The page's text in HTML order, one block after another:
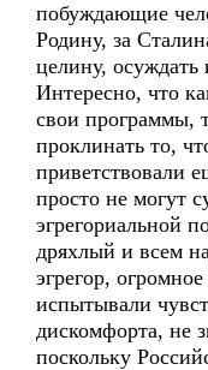
побуждающие
Родину, за
целину,
Интересно, что
свои программы,
проклинать то,
приветствовали
просто не могут
эгрегориальной
дряхлый и всем
эгрегор,
испытывали
дискомфорта, не
поскольку